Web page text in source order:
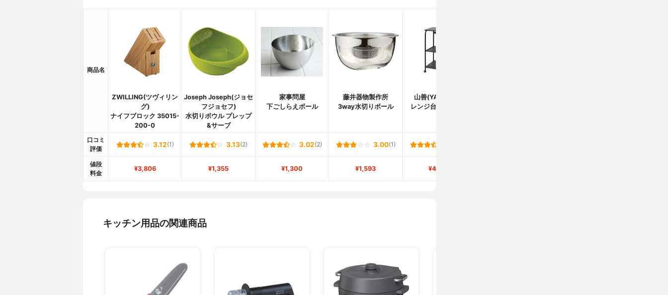
商品名
ZWILLING(ツヴィリン
グ)
ナイフブロック 35015-
200-0
Joseph Joseph(ジョセ
フジョセフ)
水切りボウル プレップ
&サーブ
家事問屋
下ごしらえボール
藤井器物製作所
3way水切りボール
山善(YAMAZEN)
レンジ台 GRW-41R
口コミ
評価
3.12(1) 3.13(2) 3.02(2) 3.00(1)
値段
料金
¥3,806 ¥1,355 ¥1,300 ¥1,593 ¥4,999
キッチン用品の関連商品